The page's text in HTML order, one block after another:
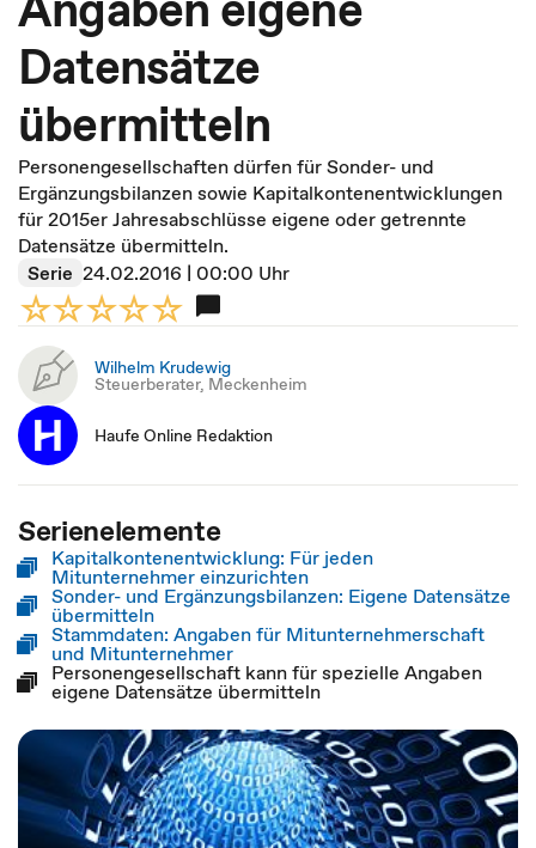
Datensätze
übermitteln
Personengesellschaften dürfen für Sonder- und
Ergänzungsbilanzen sowie Kapitalkontenentwicklungen
für 2015er Jahresabschlüsse eigene oder getrennte
Datensätze übermitteln.
Serie 24.02.2016 | 00:00 Uhr
Wilhelm Krudewig
Steuerberater, Meckenheim
Haufe Online Redaktion
Serienelemente
Kapitalkontenentwicklung: Für jeden
Mitunternehmer einzurichten
Sonder- und Ergänzungsbilanzen: Eigene Datensätze
übermitteln
Stammdaten: Angaben für Mitunternehmerschaft
und Mitunternehmer
Personengesellschaft kann für spezielle Angaben
eigene Datensätze übermitteln